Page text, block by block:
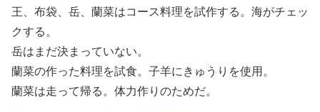
王、布袋、岳、蘭菜はコース料理を試作する。海がチェッ
クする。
岳はまだ決まっていない。
蘭菜の作った料理を試食。子羊にきゅうりを使用。
蘭菜は走って帰る。体力作りのためだ。